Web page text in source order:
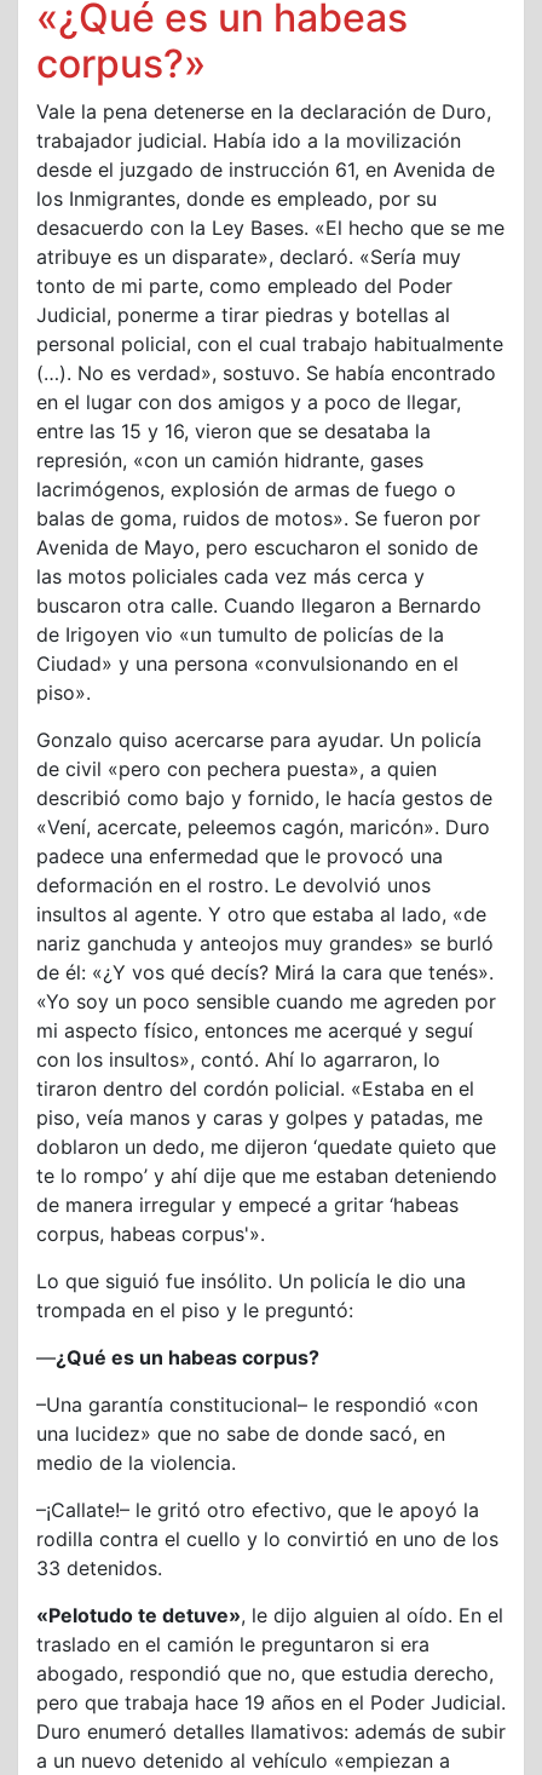
«¿Qué es un habeas
corpus?»
Vale la pena detenerse en la declaración de Duro,
trabajador judicial. Había ido a la movilización
desde el juzgado de instrucción 61, en Avenida de
los Inmigrantes, donde es empleado, por su
desacuerdo con la Ley Bases. «El hecho que se me
atribuye es un disparate», declaró. «Sería muy
tonto de mi parte, como empleado del Poder
Judicial, ponerme a tirar piedras y botellas al
personal policial, con el cual trabajo habitualmente
(…). No es verdad», sostuvo. Se había encontrado
en el lugar con dos amigos y a poco de llegar,
entre las 15 y 16, vieron que se desataba la
represión, «con un camión hidrante, gases
lacrimógenos, explosión de armas de fuego o
balas de goma, ruidos de motos». Se fueron por
Avenida de Mayo, pero escucharon el sonido de
las motos policiales cada vez más cerca y
buscaron otra calle. Cuando llegaron a Bernardo
de Irigoyen vio «un tumulto de policías de la
Ciudad» y una persona «convulsionando en el
piso».
Gonzalo quiso acercarse para ayudar. Un policía
de civil «pero con pechera puesta», a quien
describió como bajo y fornido, le hacía gestos de
«Vení, acercate, peleemos cagón, maricón». Duro
padece una enfermedad que le provocó una
deformación en el rostro. Le devolvió unos
insultos al agente. Y otro que estaba al lado, «de
nariz ganchuda y anteojos muy grandes» se burló
de él: «¿Y vos qué decís? Mirá la cara que tenés».
«Yo soy un poco sensible cuando me agreden por
mi aspecto físico, entonces me acerqué y seguí
con los insultos», contó. Ahí lo agarraron, lo
tiraron dentro del cordón policial. «Estaba en el
piso, veía manos y caras y golpes y patadas, me
doblaron un dedo, me dijeron ‘quedate quieto que
te lo rompo’ y ahí dije que me estaban deteniendo
de manera irregular y empecé a gritar ‘habeas
corpus, habeas corpus'».
Lo que siguió fue insólito. Un policía le dio una
trompada en el piso y le preguntó:
—¿Qué es un habeas corpus?
–Una garantía constitucional– le respondió «con
una lucidez» que no sabe de donde sacó, en
medio de la violencia.
–¡Callate!– le gritó otro efectivo, que le apoyó la
rodilla contra el cuello y lo convirtió en uno de los
33 detenidos.
«Pelotudo te detuve», le dijo alguien al oído. En el
traslado en el camión le preguntaron si era
abogado, respondió que no, que estudia derecho,
pero que trabaja hace 19 años en el Poder Judicial.
Duro enumeró detalles llamativos: además de subir
a un nuevo detenido al vehículo «empiezan a